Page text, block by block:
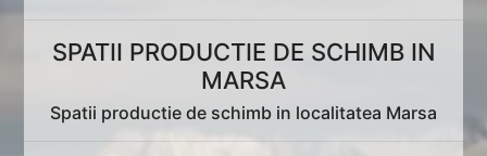
SPATII PRODUCTIE DE SCHIMB IN
MARSA
Spatii productie de schimb in localitatea Marsa